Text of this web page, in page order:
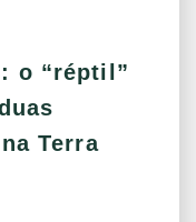
o “réptil”
Terra